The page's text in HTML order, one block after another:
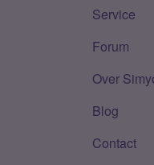
Service
Forum
Over
Blog
Contact